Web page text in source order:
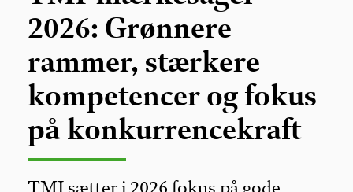
2026: Grønnere
rammer, stærkere
kompetencer og fokus
på konkurrencekraft
TMI sætter i 2026 fokus på gode